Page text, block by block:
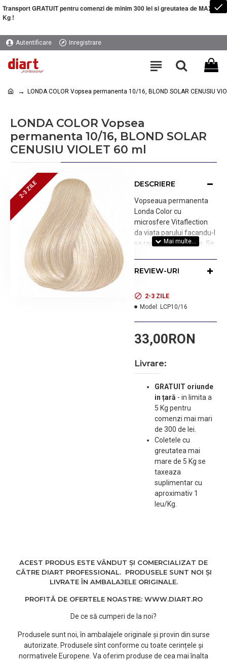
Transport GRATUIT pentru comenzi de minim 300 lei si greutatea de MAXIM 5
Kg !
Autentificare Inregistrare
LONDA COLOR Vopsea permanenta 10/16, BLOND SOLAR CENUSIU
LONDA COLOR Vopsea
permanenta 10/16, BLOND SOLAR
CENUSIU VIOLET 60 ml
2-3 ZILE
2-3 ZILE DESCRIERE
Vopseaua permanenta
Londa Color cu
microsfere Vitaflection
da viata parului facandu-l
sa radieze de culoare. Se
Londa Color de vopsea
obtinerea celor mai bune
rezultate. Acopera firele
comparatie cu parul
pentru mascarea
Toate nuantele
permanente se pot
combina intre ele.
Adaugati mixton cu
concentratie ridicata
pentru a intensifica
! Vopseaua nu vine
insotita de oxidant si
manusi de protectie.
Acestea se
achizitioneaza separat.
Astfel, in functie de
Purtati manusi adecvate,
nu spalati parul.
Important: nu se
recomanda utilizarea de
instrumente din metal.
CENUSIU VIOLET 10/16
REVIEW-URI
33,00RON
2-3 ZILE
Model: LCP10/16
Livrare:
GRATUIT oriunde
in țară - in limita a
5 Kg pentru
comenzi mai mari
de 300 de lei.
Coletele cu
greutatea mai
mare de 5 Kg se
taxeaza
suplimentar cu
aproximativ 1
leu/Kg.
ACEST PRODUS ESTE VÂNDUT ȘI COMERCIALIZAT DE
CĂTRE DIART PROFESSIONAL. PRODUSELE SUNT NOI ȘI
LIVRATE ÎN AMBALAJELE ORIGINALE.
PROFITĂ DE OFERTELE NOASTRE: WWW.DIART.RO
De ce să cumperi de la noi?
Produsele sunt noi, în ambalajele originale și provin din surse
autorizate. Produsele sînt conforme cu toate cerințele și
normativele Europene. Va oferim produse de cea mai înalta